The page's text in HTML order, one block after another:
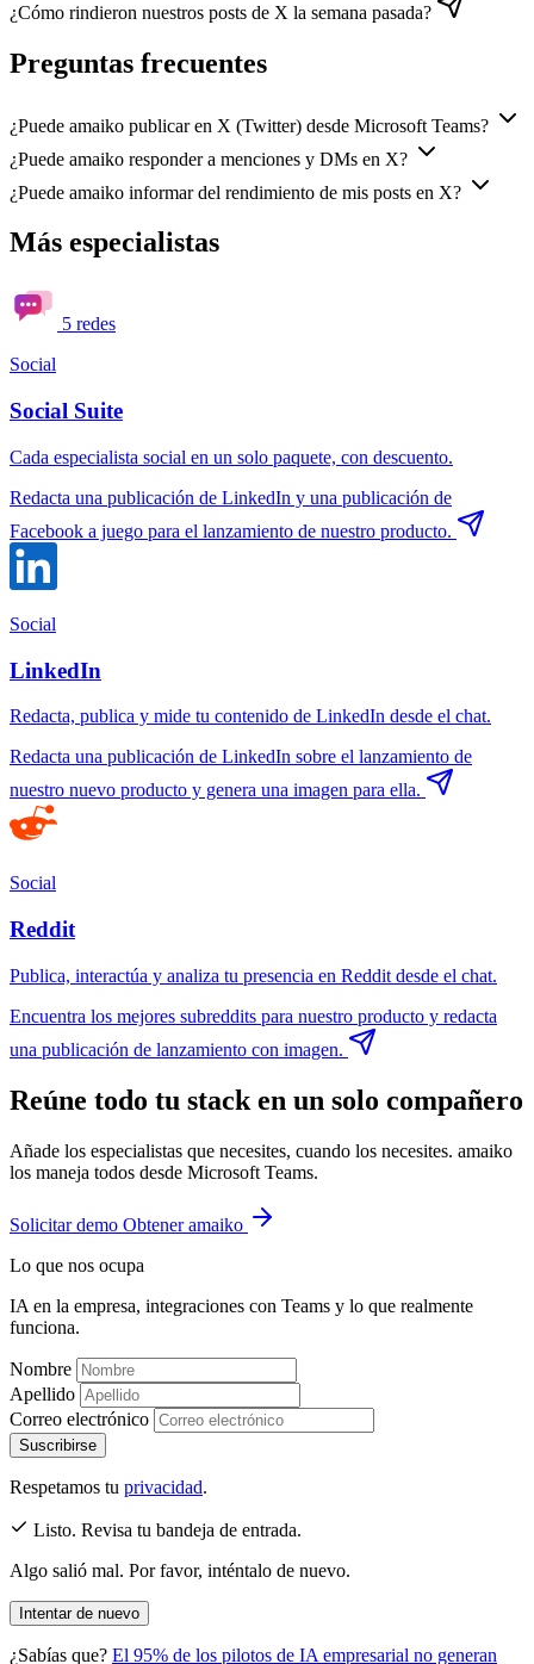
¿Cómo rindieron nuestros posts de X la semana pasada?
Preguntas frecuentes
¿Puede amaiko publicar en X (Twitter) desde Microsoft Teams?
¿Puede amaiko responder a menciones y DMs en X?
¿Puede amaiko informar del rendimiento de mis posts en X?
Más especialistas
5 redes
Social
Social Suite
Cada especialista social en un solo paquete, con descuento.
Redacta una publicación de LinkedIn y una publicación de
Facebook a juego para el lanzamiento de nuestro producto.
Social
LinkedIn
Redacta, publica y mide tu contenido de LinkedIn desde el chat.
Redacta una publicación de LinkedIn sobre el lanzamiento de
nuestro nuevo producto y genera una imagen para ella.
Social
Reddit
Publica, interactúa y analiza tu presencia en Reddit desde el chat.
Encuentra los mejores subreddits para nuestro producto y redacta
una publicación de lanzamiento con imagen.
Reúne todo tu stack en un solo compañero
Añade los especialistas que necesites, cuando los necesites. amaiko
los maneja todos desde Microsoft Teams.
Solicitar demo Obtener amaiko
Lo que nos ocupa
IA en la empresa, integraciones con Teams y lo que realmente
funciona.
Nombre
Apellido
Correo electrónico
Suscribirse
Respetamos tu privacidad.
Listo. Revisa tu bandeja de entrada.
Algo salió mal. Por favor, inténtalo de nuevo.
Intentar de nuevo
¿Sabías que? El 95% de los pilotos de IA empresarial no generan